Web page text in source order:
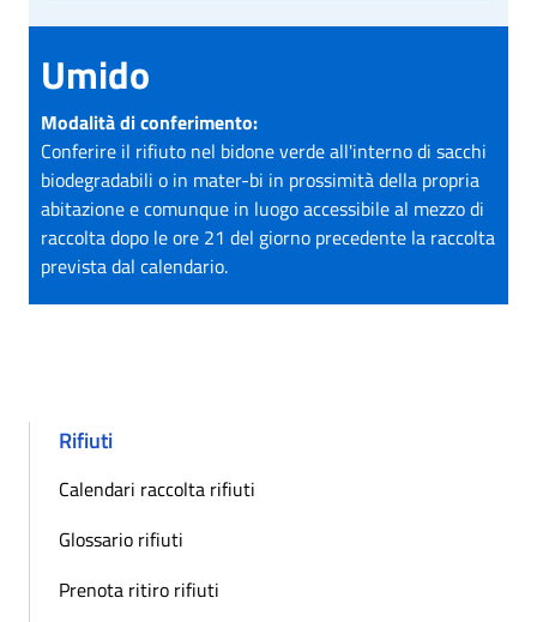
Umido
Modalità di conferimento:
Conferire il rifiuto nel bidone verde all'interno di sacchi
biodegradabili o in mater-bi in prossimità della propria
abitazione e comunque in luogo accessibile al mezzo di
raccolta dopo le ore 21 del giorno precedente la raccolta
prevista dal calendario.
Rifiuti
Calendari raccolta rifiuti
Glossario rifiuti
Prenota ritiro rifiuti